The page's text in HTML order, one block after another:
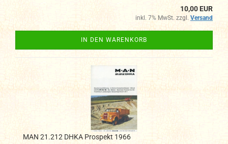
10,00 EUR
inkl. 7% MwSt. zzgl. Versand
IN DEN WARENKORB
MAN 21.212 DHKA Prospekt 1966